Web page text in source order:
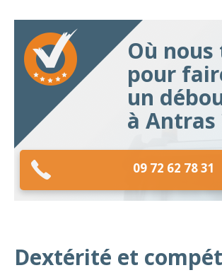
Où
pour
un
à Antras
09 72 62 78 31
Dextérité et